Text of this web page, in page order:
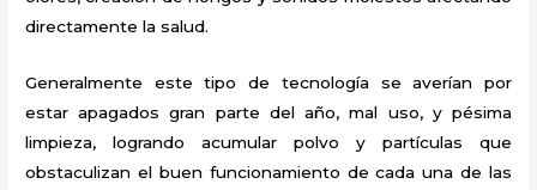
directamente la salud.
Generalmente este tipo de tecnología se averían por
estar apagados gran parte del año, mal uso, y pésima
limpieza, logrando acumular polvo y partículas que
obstaculizan el buen funcionamiento de cada una de las